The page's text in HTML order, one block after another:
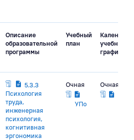
Описание
образовательной
программы
Учебный
план
учебный
график
5.3.3
Психология
труда,
инженерная
психология,
когнитивная
эргономика
Очная
УПо
Очная